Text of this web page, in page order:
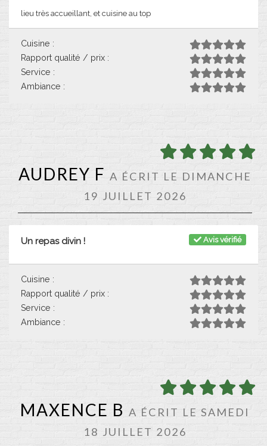
lieu très accueillant, et cuisine au top
Cuisine :
Rapport qualité / prix :
Service :
Ambiance :
AUDREY F A ÉCRIT LE DIMANCHE
19 JUILLET 2026
Avis vérifié
Un repas divin !
Cuisine :
Rapport qualité / prix :
Service :
Ambiance :
MAXENCE B A ÉCRIT LE SAMEDI
18 JUILLET 2026